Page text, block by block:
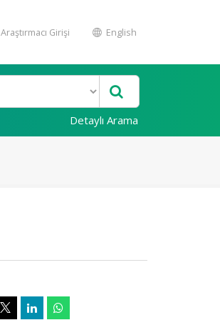
Araştırmacı Girişi English
Detaylı Arama